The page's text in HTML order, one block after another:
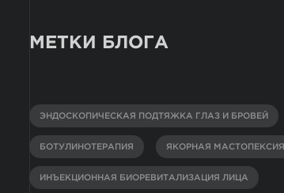
МЕТКИ БЛОГА
ЭНДОСКОПИЧЕСКАЯ ПОДТЯЖКА ГЛАЗ И БРОВЕЙ
БОТУЛИНОТЕРАПИЯ ЯКОРНАЯ МАСТОПЕКСИЯ
ИНЪЕКЦИОННАЯ БИОРЕВИТАЛИЗАЦИЯ ЛИЦА